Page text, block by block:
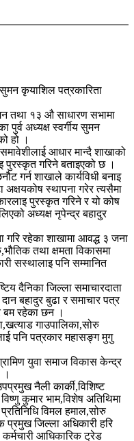
कृयाशिल पत्रकारिता
तथा १३ औ साधारण सभामा
पुर्व अध्यक्ष स्वर्गीय सुमन
हो ।
आधार मान्दै शाखाको
पुरस्कृत गरिने बताइएको छ ।
गर्न शाखाले कार्यविधी बनाइ
स्थापना गरेर त्यसैमा
पुरस्कृत गरिने र यो कोष
अध्यक्ष नृपेन्द्र बहादुर
गरि रहेका शाखामा आवद्ध ३ जना
तथा क्षमता विकासमा
सस्थालाइ पनि सम्मानित
दैनिका जिल्ला समाचारदाता
बहादुर बुढा र समाचार पत्र
बम रहेका छन ।
गाउपालिका,सोरु
पनि पत्रकार महासङ्ग मुगु
युवा समाज विकास केन्द्र
।
नैली कार्की,विशिष्ट
कुमार भाम,विशेष अतिथिमा
विमल हमाल,सोरु
प्रमुख जिल्ला अधिकारी हरि
आधिकारिक ट्रेड